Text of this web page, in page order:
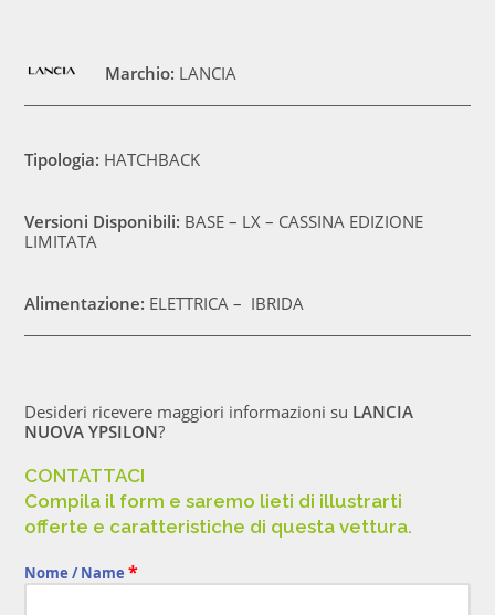
Marchio: LANCIA
Tipologia: HATCHBACK
Versioni Disponibili: BASE – LX – CASSINA EDIZIONE
LIMITATA
Alimentazione: ELETTRICA – IBRIDA
Desideri ricevere maggiori informazioni su LANCIA
NUOVA YPSILON?
CONTATTACI
Compila il form e saremo lieti di illustrarti
offerte e caratteristiche di questa vettura.
Nome / Name*